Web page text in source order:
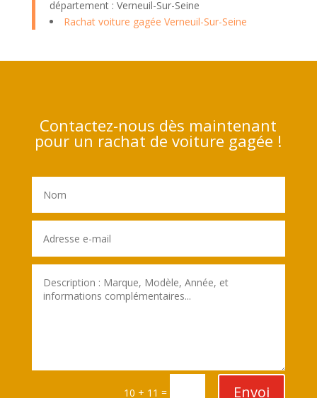
département : Verneuil-Sur-Seine
Rachat voiture gagée Verneuil-Sur-Seine
Contactez-nous dès maintenant
pour un rachat de voiture gagée !
10 + 11 = Envoi